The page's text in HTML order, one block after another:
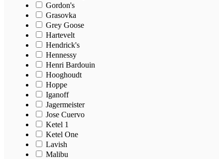
Gordon's
Grasovka
Grey Goose
Hartevelt
Hendrick's
Hennessy
Henri Bardouin
Hooghoudt
Hoppe
Iganoff
Jagermeister
Jose Cuervo
Ketel 1
Ketel One
Lavish
Malibu